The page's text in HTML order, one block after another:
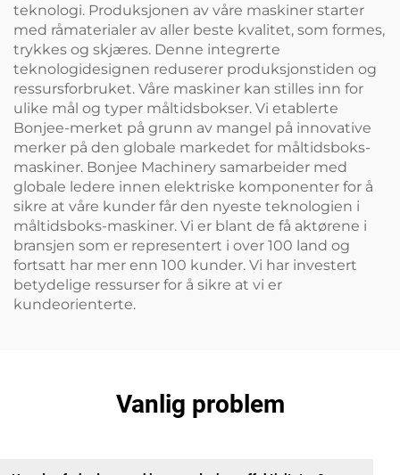
teknologi. Produksjonen av våre maskiner starter
med råmaterialer av aller beste kvalitet, som formes,
trykkes og skjæres. Denne integrerte
teknologidesignen reduserer produksjonstiden og
ressursforbruket. Våre maskiner kan stilles inn for
ulike mål og typer måltidsbokser. Vi etablerte
Bonjee-merket på grunn av mangel på innovative
merker på den globale markedet for måltidsboks-
maskiner. Bonjee Machinery samarbeider med
globale ledere innen elektriske komponenter for å
sikre at våre kunder får den nyeste teknologien i
måltidsboks-maskiner. Vi er blant de få aktørene i
bransjen som er representert i over 100 land og
fortsatt har mer enn 100 kunder. Vi har investert
betydelige ressurser for å sikre at vi er
kundeorienterte.
Vanlig problem